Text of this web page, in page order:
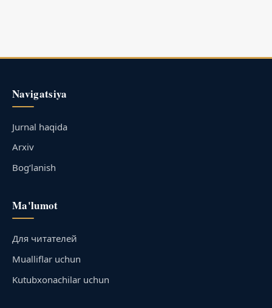
Navigatsiya
Jurnal haqida
Arxiv
Bog‘lanish
Ma'lumot
Для читателей
Mualliflar uchun
Kutubxonachilar uchun